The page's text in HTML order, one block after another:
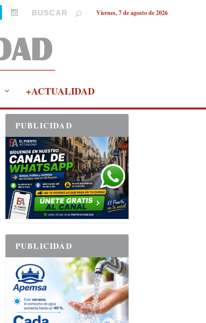
Viernes, 7 de agosto de 2026
+ACTUALIDAD
PUBLICIDAD
PUBLICIDAD